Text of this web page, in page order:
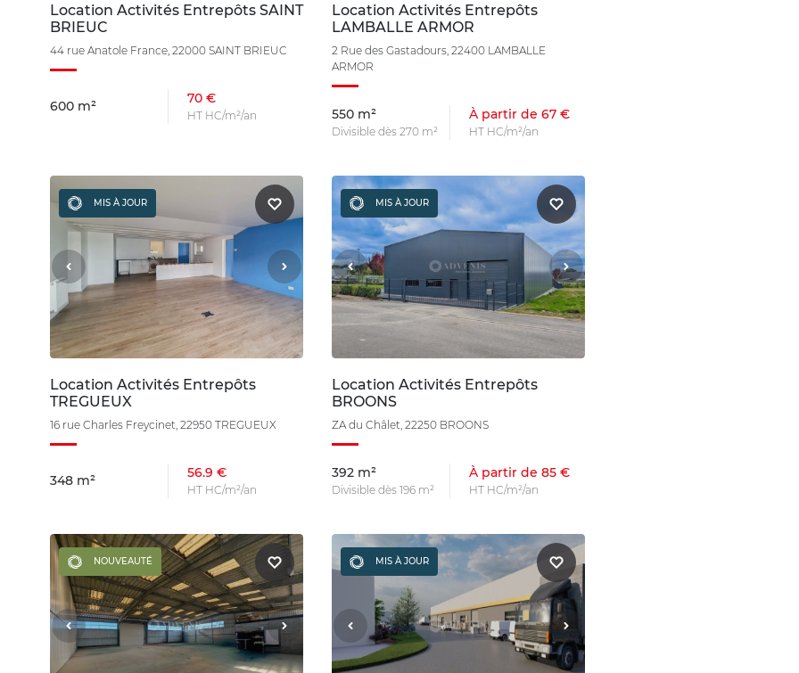
Location Activités Entrepôts SAINT
BRIEUC
44 rue Anatole France, 22000 SAINT BRIEUC
600 m² 70 €
HT HC/m²/an
Location Activités Entrepôts
LAMBALLE ARMOR
2 Rue des Gastadours, 22400 LAMBALLE
ARMOR
550 m²
Divisible dès 270 m²
À partir de 67 €
HT HC/m²/an
MIS À JOUR
Location Activités Entrepôts
TREGUEUX
16 rue Charles Freycinet, 22950 TREGUEUX
348 m² 56.9 €
HT HC/m²/an
MIS À JOUR
Location Activités Entrepôts
BROONS
ZA du Châlet, 22250 BROONS
392 m²
Divisible dès 196 m²
À partir de 85 €
HT HC/m²/an
NOUVEAUTÉ MIS À JOUR